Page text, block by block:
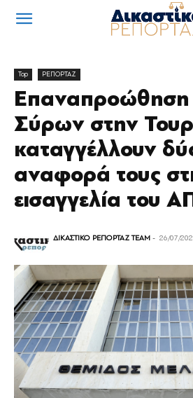
Top ΡΕΠΟΡΤΑΖ
Επαναπροώθηση
Σύρων στην
καταγγέλλουν
αναφορά τους
εισαγγελία του
ΔΙΚΑΣΤΙΚΟ ΡΕΠΟΡΤΑΖ TEAM - 26/07/